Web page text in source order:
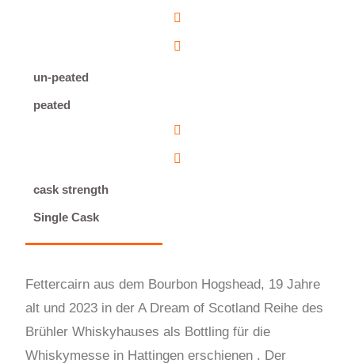
un-peated
peated
cask strength
Single Cask
Fettercairn aus dem Bourbon Hogshead, 19 Jahre
alt und 2023 in der A Dream of Scotland Reihe des
Brühler Whiskyhauses als Bottling für die
Whiskymesse in Hattingen erschienen . Der